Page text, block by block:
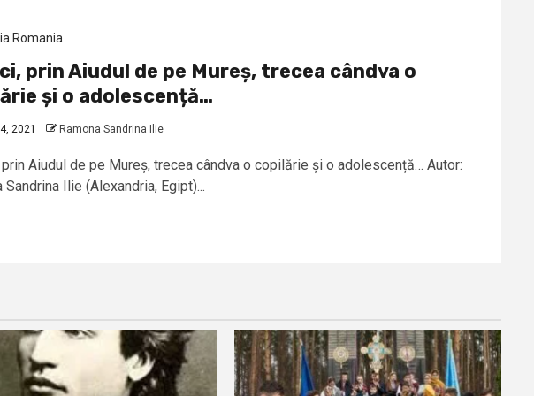
Romania
prin Aiudul de pe Mureș, trecea cândva o
și o adolescență…
2021 Ramona Sandrina Ilie
Aiudul de pe Mureș, trecea cândva o copilărie și o adolescență… Autor:
Sandrina Ilie (Alexandria, Egipt)...